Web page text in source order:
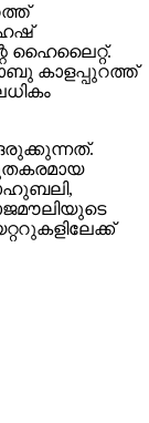
ഹൈലൈറ്റ്.
കാളപ്പുറത്ത്